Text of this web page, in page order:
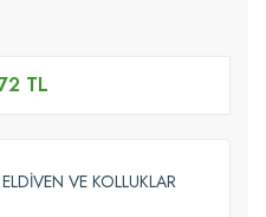
TL
VE KOLLUKLAR